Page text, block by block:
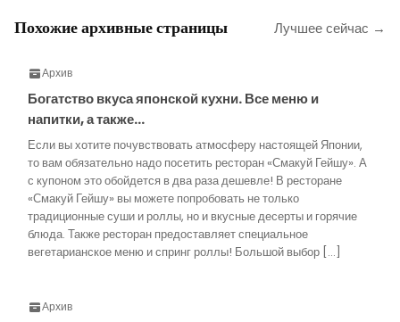
Похожие архивные страницы Лучшее сейчас →
Архив
Богатство вкуса японской кухни. Все меню и
напитки, а также…
Если вы хотите почувствовать атмосферу настоящей Японии,
то вам обязательно надо посетить ресторан «Смакуй Гейшу». А
с купоном это обойдется в два раза дешевле! В ресторане
«Смакуй Гейшу» вы можете попробовать не только
традиционные суши и роллы, но и вкусные десерты и горячие
блюда. Также ресторан предоставляет специальное
вегетарианское меню и спринг роллы! Большой выбор […]
Архив